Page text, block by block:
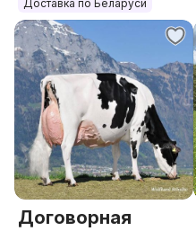
Доставка по Беларуси
Договорная